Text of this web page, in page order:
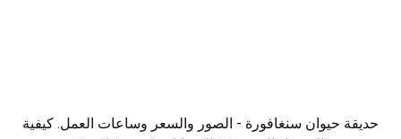
حديقة حيوان سنغافورة - الصور والسعر وساعات العمل. كيفية